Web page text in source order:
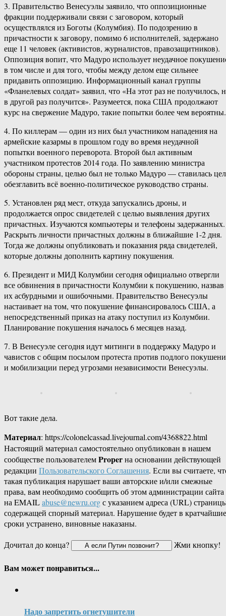
3. Правительство Венесуэлы заявило, что оппозиционные
фракции поддерживали связи с заговором, который
осуществлялся из Боготы (Колумбия). По подозрению в
причастности к заговору, помимо 6 исполнителей, задержано
еще 11 человек (активистов, журналистов, правозащитников).
Оппозиция вопит, что Мадуро использует неудачное
в том числе и для того, чтобы между делом еще сильнее
придавить оппозицию. Информационный канал группы
«Фланелевых солдат» заявил, что «На этот раз не получилось,
в другой раз получится». Разумеется, пока США продолжают
курс на свержение Мадуро, такие попытки более чем вероятны.
4. По киллерам — один из них был участником нападения на
армейские казармы в прошлом году во время неудачной
попытки военного переворота. Второй был активным
участником протестов 2014 года. По заявлению министра
обороны страны, целью был не только Мадуро — ставилась
обезглавить всё военно-политическое руководство страны.
5. Установлен ряд мест, откуда запускались дроны, и
продолжается опрос свидетелей с целью выявления других
причастных. Изучаются компьютеры и телефоны задержанных.
Раскрыть личности причастных должны в ближайшие 1-2 дня.
Тогда же должны опубликовать и показания ряда свидетелей,
которые должны дополнить картину покушения.
6. Президент и МИД Колумбии сегодня официально отвергли
все обвинения в причастности Колумбии к покушению, назвав
их асбурдными и ошибочными. Правительство Венесуэлы
настаивает на том, что покушение финансировалось США, а
непосредственный приказ на атаку поступил из Колумбии.
Планирование покушения началось 6 месяцев назад.
7. В Венесуэле сегодня идут митинги в поддержку Мадуро и
чавистов с общим посылом протеста против подлого
и мобилизации перед угрозами независимости Венесуэлы.
Вот такие дела.
Материал: https://colonelcassad.livejournal.com/4368822.html
Настоящий материал самостоятельно опубликован в нашем
сообществе пользователемProperна основании действующей
редакции Пользовательского Соглашения. Если вы считаете,
такая публикация нарушает ваши авторские и/или смежные
права, вам необходимо сообщить об этом администрации сайта
на EMAILabuse@newru.orgс указанием адреса (URL)
содержащей спорный материал. Нарушение будет в кратчайшие
сроки устранено, виновные наказаны.
Дочитал до конца?
Жми кнопку!
Вам может понравиться...
Надо запретить огнетушители